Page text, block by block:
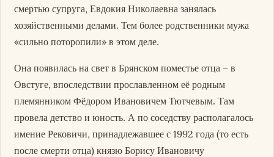
смертью супруга, Евдокия Николаевна занялась
хозяйственными делами. Тем более родственники мужа
«сильно поторопили» в этом деле.
Она появилась на свет в Брянском поместье отца – в
Овстуге, впоследствии прославленном её родным
племянником Фёдором Ивановичем Тютчевым. Там
провела детство и юность. А по соседству располагалось
имение Рековичи, принадлежавшее с 1992 года (то есть
после смерти отца) князю Борису Ивановичу